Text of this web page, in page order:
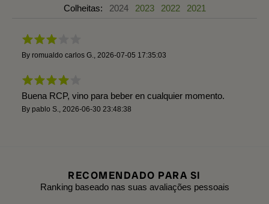
Colheitas: 2024 2023 2022 2021
By romualdo carlos G. 2026-07-05 17:35:03
Buena RCP, vino para beber en cualquier momento.
By pablo S. 2026-06-30 23:48:38
RECOMENDADO PARA SI
Ranking baseado nas suas avaliações pessoais